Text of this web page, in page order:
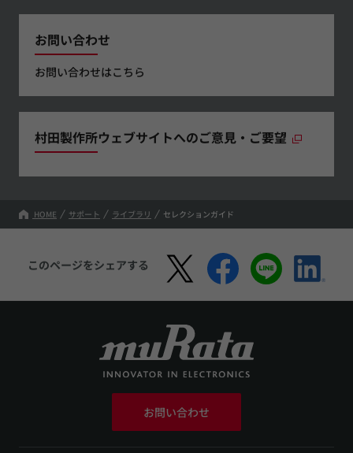
お問い合わせ
お問い合わせはこちら
村田製作所ウェブサイトへのご意見・ご要望
HOME サポート ライブラリ セレクションガイド
このページをシェアする
お問い合わせ